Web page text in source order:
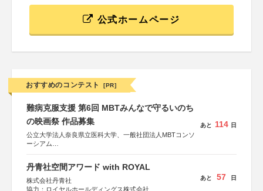
公式ホームページ
おすすめのコンテスト [PR]
難病克服支援 第6回 MBTみんなで守るいのち
の映画祭 作品募集
公立大学法人奈良県立医科大学、一般社団法人MBTコンソ
ーシアム
協力：読売新聞社
後援：厚生労働省
文部科学省
奈良県
あと 114 日
丹青社空間アワード with ROYAL
株式会社丹青社
協力：ロイヤルホールディングス株式会社
あと 57 日